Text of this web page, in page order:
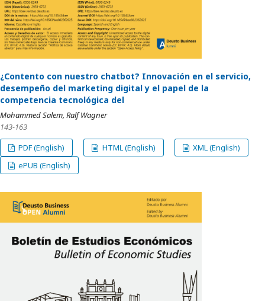
¿Contento con nuestro chatbot? Innovación en el servicio,
desempeño del marketing digital y el papel de la
competencia tecnológica del
Mohammed Salem, Ralf Wagner
143-163
PDF (English)
HTML (English)
XML (English)
ePUB (English)